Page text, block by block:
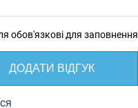
обов'язкові для заповнення
ДОДАТИ ВІДГУК